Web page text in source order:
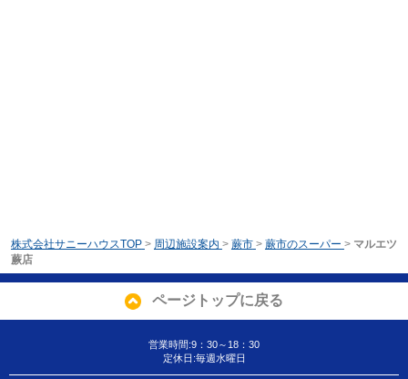
株式会社サニーハウスTOP > 周辺施設案内 > 蕨市 > 蕨市のスーパー > マルエツ
蕨店
ページトップに戻る
営業時間:9：30～18：30
定休日:毎週水曜日